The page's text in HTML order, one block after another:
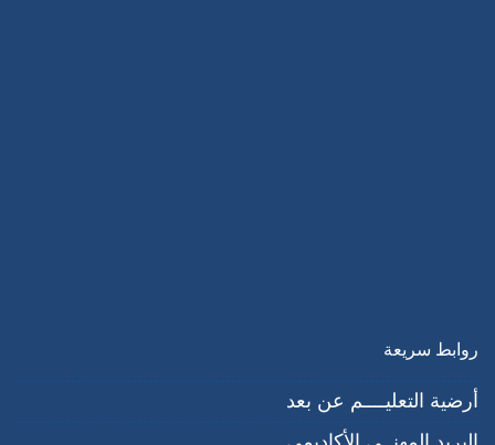
روابط سريعة
أرضية التعليــــم عن بعد